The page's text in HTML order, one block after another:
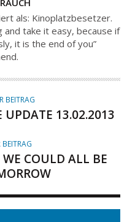
als: Kinoplatzbesetzer.
and take it easy, because if
it is the end of you”
BEITRAG
UPDATE 13.02.2013
BEITRAG
COULD ALL BE